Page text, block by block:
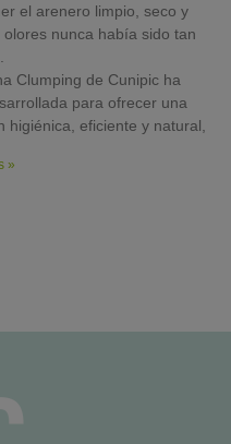
el arenero limpio, seco y
olores nunca había sido tan
Clumping de Cunipic ha
para ofrecer una
higiénica, eficiente y natural,
»